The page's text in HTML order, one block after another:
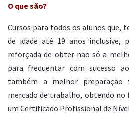
O que são?
Cursos para todos os alunos que,
de idade até 19 anos inclusive,
reforçada de obter não só a
para frequentar com sucesso
também a melhor preparação
mercado de trabalho, obtendo no
um Certificado Profissional de Nível